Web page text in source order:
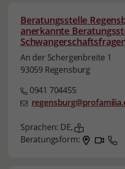
Beratungsstelle
anerkannte
An der Schergenbreite 1
93059 Regensburg
0941 704455
Sprachen: DE,
Beratungsform: